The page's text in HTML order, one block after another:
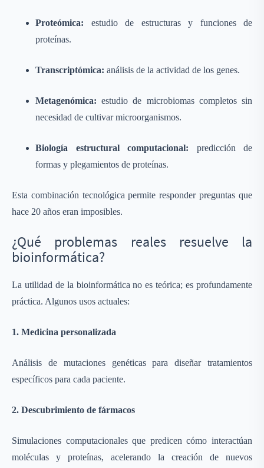
Proteómica: estudio de estructuras y funciones de
proteínas.
Transcriptómica: análisis de la actividad de los genes.
Metagenómica: estudio de microbiomas completos sin
necesidad de cultivar microorganismos.
Biología estructural computacional: predicción de
formas y plegamientos de proteínas.
Esta combinación tecnológica permite responder preguntas que
hace 20 años eran imposibles.
¿Qué problemas reales resuelve la
bioinformática?
La utilidad de la bioinformática no es teórica; es profundamente
práctica. Algunos usos actuales:
1. Medicina personalizada
Análisis de mutaciones genéticas para diseñar tratamientos
específicos para cada paciente.
2. Descubrimiento de fármacos
Simulaciones computacionales que predicen cómo interactúan
moléculas y proteínas, acelerando la creación de nuevos